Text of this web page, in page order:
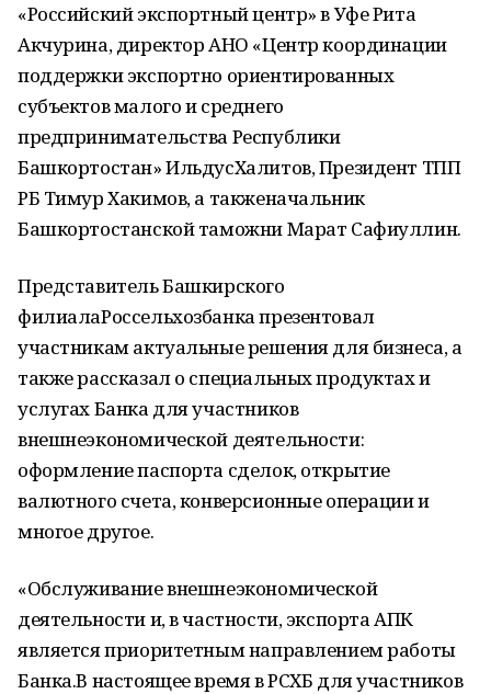
«Российский экспортный центр» в Уфе Рита
Акчурина, директор АНО «Центр координации
поддержки экспортно ориентированных
субъектов малого и среднего
предпринимательства Республики
Башкортостан» ИльдусХалитов, Президент ТПП
РБ Тимур Хакимов, а такженачальник
Башкортостанской таможни Марат Сафиуллин.
Представитель Башкирского
филиалаРоссельхозбанка презентовал
участникам актуальные решения для бизнеса, а
также рассказал о специальных продуктах и
услугах Банка для участников
внешнеэкономической деятельности:
оформление паспорта сделок, открытие
валютного счета, конверсионные операции и
многое другое.
«Обслуживание внешнеэкономической
деятельности и, в частности, экспорта АПК
является приоритетным направлением работы
Банка.В настоящее время в РСХБ для участников